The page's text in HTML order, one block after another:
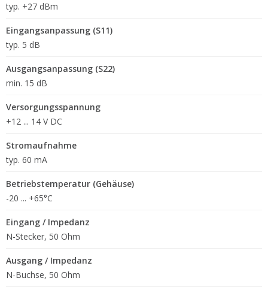
typ. +27 dBm
Eingangsanpassung (S11)
typ. 5 dB
Ausgangsanpassung (S22)
min. 15 dB
Versorgungsspannung
+12 ... 14 V DC
Stromaufnahme
typ. 60 mA
Betriebstemperatur (Gehäuse)
-20 ... +65°C
Eingang / Impedanz
N-Stecker, 50 Ohm
Ausgang / Impedanz
N-Buchse, 50 Ohm